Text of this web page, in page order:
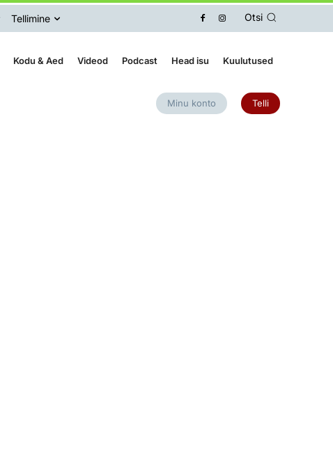
Tellimine Otsi
Kodu & Aed Videod Podcast Head isu Kuulutused
Minu konto Telli